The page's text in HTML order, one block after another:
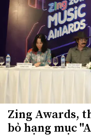
Zing Awards,
bỏ hạng mục